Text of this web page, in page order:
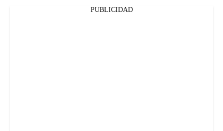
PUBLICIDAD